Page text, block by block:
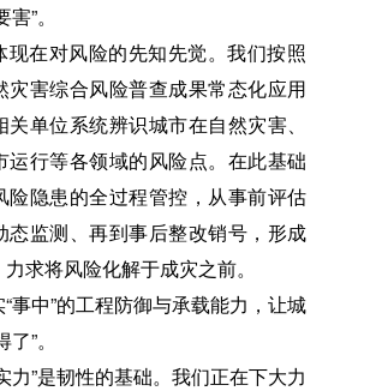
”。
现在对风险的先知先觉。我们按照
灾害综合风险普查成果常态化应用
单位系统辨识城市在自然灾害、
运行等各领域的风险点。在此基础
险隐患的全过程管控，从事前评估
态监测、再到事后整改销号，形成
求将风险化解于成灾之前。
事中”的工程防御与承载能力，让城
”。
力”是韧性的基础。我们正在下大力